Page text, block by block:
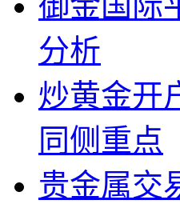
分析
炒黄金开
同侧重点
贵金属交